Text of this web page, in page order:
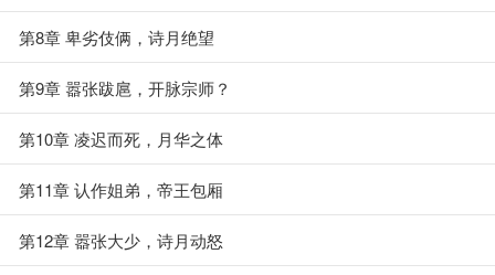
第8章 卑劣伎俩，诗月绝望
第9章 嚣张跋扈，开脉宗师？
第10章 凌迟而死，月华之体
第11章 认作姐弟，帝王包厢
第12章 嚣张大少，诗月动怒